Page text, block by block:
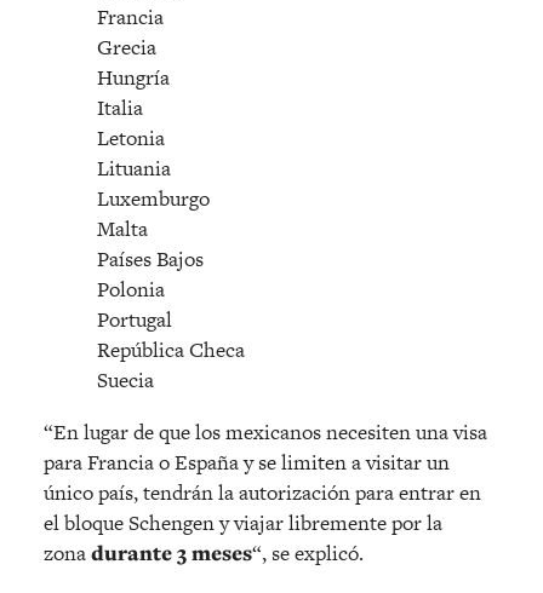
Francia
Grecia
Hungría
Italia
Letonia
Lituania
Luxemburgo
Malta
Países Bajos
Polonia
Portugal
República Checa
Suecia
“En lugar de que los mexicanos necesiten una visa
para Francia o España y se limiten a visitar un
único país, tendrán la autorización para entrar en
el bloque Schengen y viajar libremente por la
zonadurante 3 meses“, se explicó.